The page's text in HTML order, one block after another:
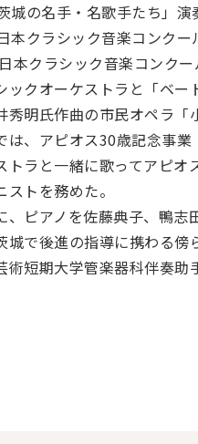
城の名手・名歌手たち」演
本クラシック音楽コンク
本クラシック音楽コンクー
ックオーケストラと「ベー
秀明氏作曲の市民オペラ「
は、アピオス30歳記念事業
トラと一緒に歌ってアピ
トを務めた。
、ピアノを佐藤典子、鴨志
城で後進の指導に携わる傍
術短期大学管楽器科伴奏助